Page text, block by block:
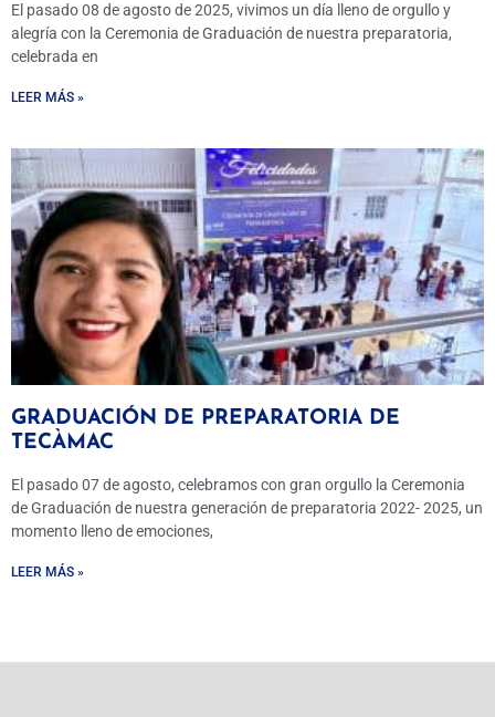
El pasado 08 de agosto de 2025, vivimos un día lleno de orgullo y
alegría con la Ceremonia de Graduación de nuestra preparatoria,
celebrada en
LEER MÁS »
GRADUACIÓN DE PREPARATORIA DE
TECÀMAC
El pasado 07 de agosto, celebramos con gran orgullo la Ceremonia
de Graduación de nuestra generación de preparatoria 2022- 2025, un
momento lleno de emociones,
LEER MÁS »